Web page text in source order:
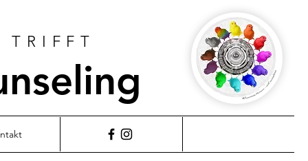
TRIFFT